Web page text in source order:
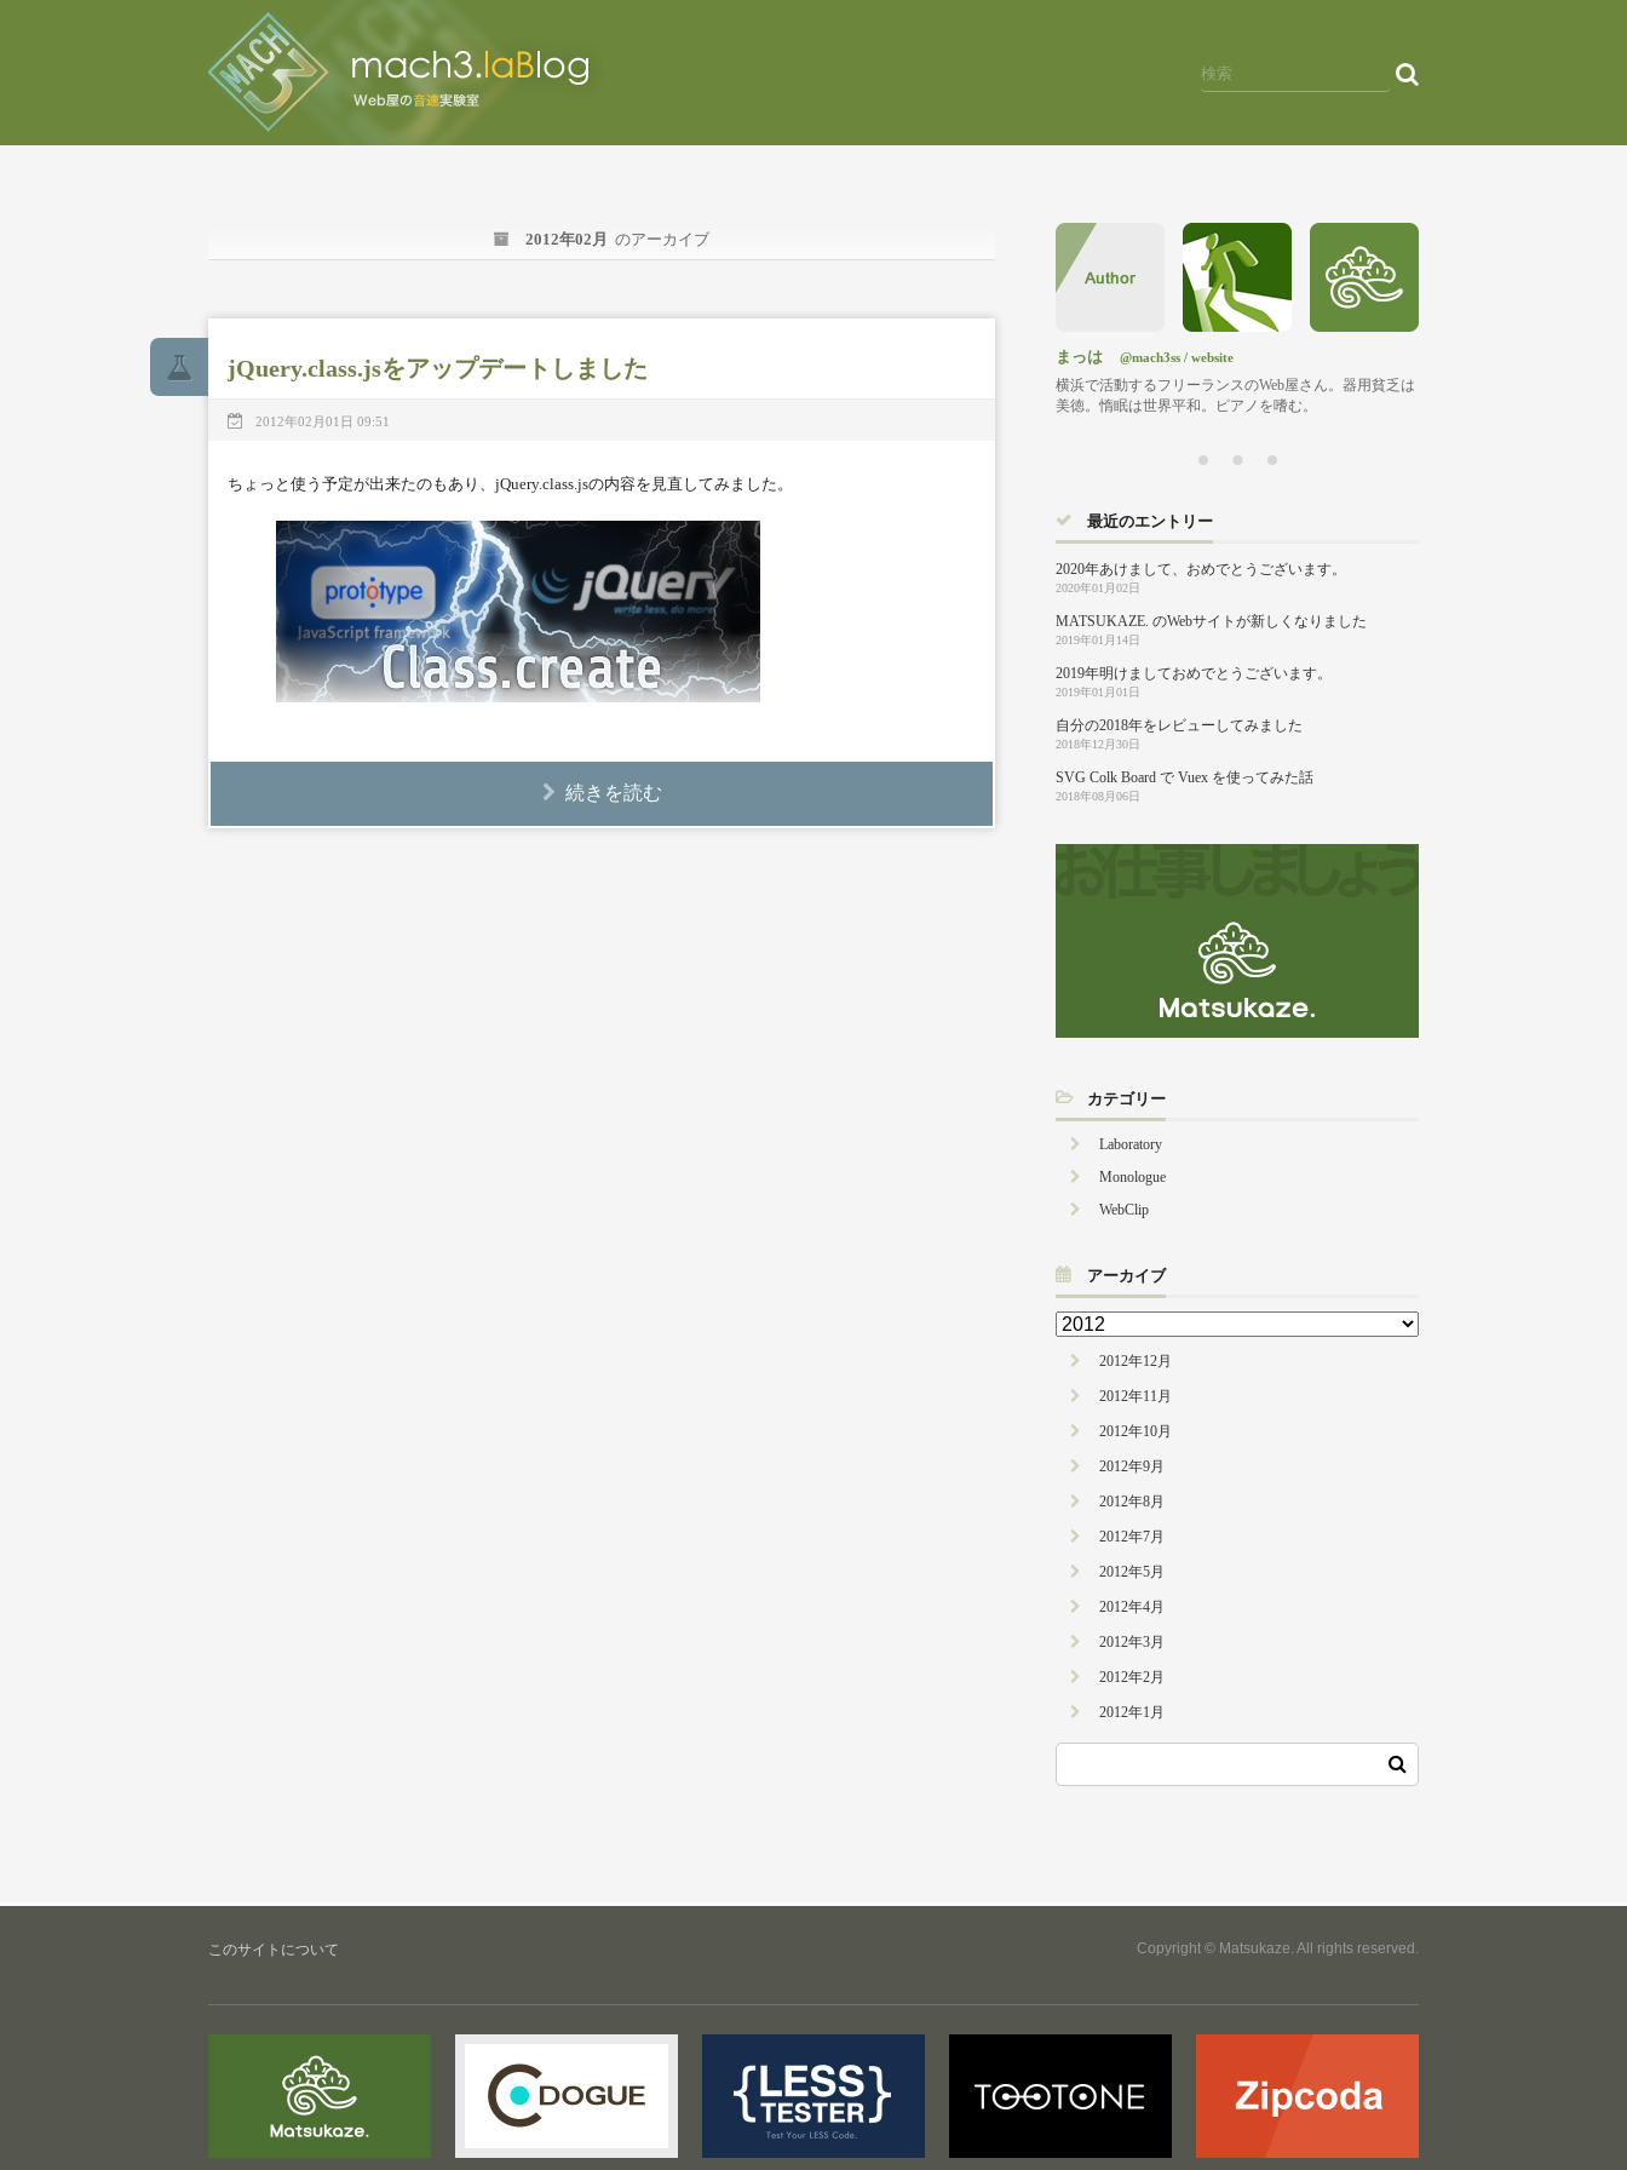
2012年02月 のアーカイブ
jQuery.class.jsをアップデートしました
2012年02月01日 09:51
ちょっと使う予定が出来たのもあり、jQuery.class.jsの内容を見直してみました。
続きを読む
まっは @mach3ss/ website
横浜で活動するフリーランスのWeb屋さん。器用貧乏は
美徳。惰眠は世界平和。ピアノを嗜む。
最近のエントリー
2020年あけまして、おめでとうございます。
2020年01月02日
MATSUKAZE. のWebサイトが新しくなりました
2019年01月14日
2019年明けましておめでとうございます。
2019年01月01日
自分の2018年をレビューしてみました
2018年12月30日
SVG Colk Board で Vuex を使ってみた話
2018年08月06日
カテゴリー
Laboratory
Monologue
WebClip
アーカイブ
2012年12月
2012年11月
2012年10月
2012年9月
2012年8月
2012年7月
2012年5月
2012年4月
2012年3月
2012年2月
2012年1月
このサイトについて Copyright © Matsukaze. All rights reserved.